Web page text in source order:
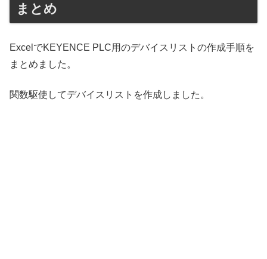
まとめ
ExcelでKEYENCE PLC用のデバイスリストの作成手順を
まとめました。
関数駆使してデバイスリストを作成しました。